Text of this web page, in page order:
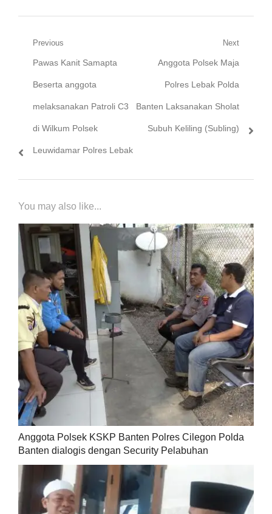
Navigasi
pos
Previous
Previous
post:
Pawas Kanit Samapta
Beserta anggota
melaksanakan Patroli C3
di Wilkum Polsek
Leuwidamar Polres Lebak
Next
Next
post:
Anggota Polsek Maja
Polres Lebak Polda
Banten Laksanakan Sholat
Subuh Keliling (Subling)
You may also like...
Anggota Polsek KSKP Banten Polres Cilegon Polda
Banten dialogis dengan Security Pelabuhan